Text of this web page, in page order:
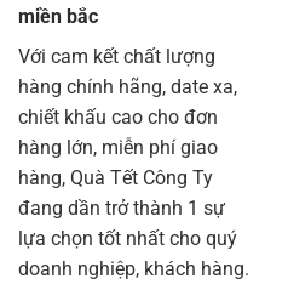
miền bắc
Với cam kết chất lượng
hàng chính hãng, date xa,
chiết khấu cao cho đơn
hàng lớn, miễn phí giao
hàng, Quà Tết Công Ty
đang dần trở thành 1 sự
lựa chọn tốt nhất cho quý
doanh nghiệp, khách hàng.